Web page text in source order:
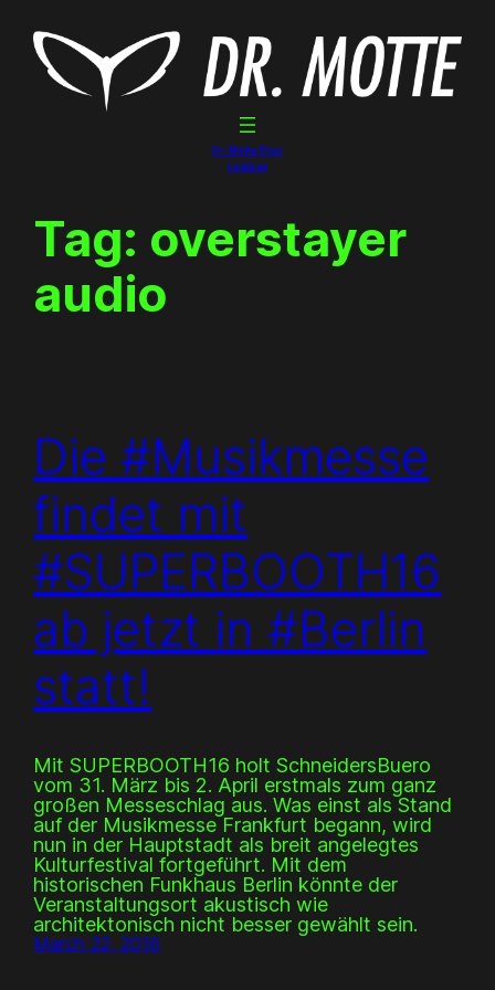
content
Dr. Motte Gigs
Linktree
Tag: overstayer
audio
Die #Musikmesse
findet mit
#SUPERBOOTH16
ab jetzt in #Berlin
statt!
Mit SUPERBOOTH16 holt SchneidersBuero
vom 31. März bis 2. April erstmals zum ganz
großen Messeschlag aus. Was einst als Stand
auf der Musikmesse Frankfurt begann, wird
nun in der Hauptstadt als breit angelegtes
Kulturfestival fortgeführt. Mit dem
historischen Funkhaus Berlin könnte der
Veranstaltungsort akustisch wie
architektonisch nicht besser gewählt sein.
March 22, 2016